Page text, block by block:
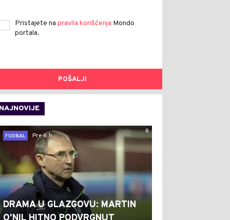
Pristajete na pravila korišćenja Mondo
portala.
POŠALJI
NAJNOVIJE
0
FUDBAL
Pre 6 h
DRAMA U GLAZGOVU: MARTIN